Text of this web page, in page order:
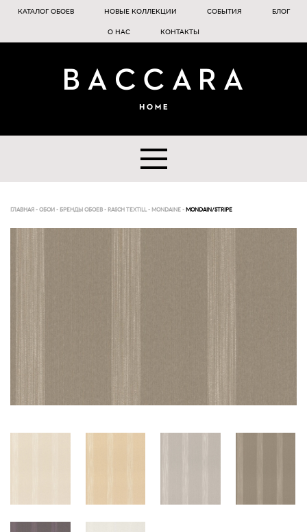
КАТАЛОГ ОБОЕВ НОВЫЕ КОЛЛЕКЦИИ СОБЫТИЯ БЛОГ
О НАС КОНТАКТЫ
ГЛАВНАЯ - ОБОИ - БРЕНДЫ ОБОЕВ - RASCH TEXTILL- MONDAINE - MONDAIN/STRIPE